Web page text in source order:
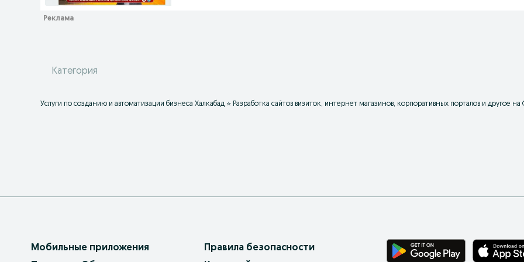
Категория
Услуги по созданию и автоматизации бизнеса Халкабад ⭐ Разработка сайтов визиток, интернет магазинов, корпоративных порталов и другое на
Мобильные приложения
Правила безопасности